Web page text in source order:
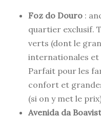
Foz do Douro :
quartier exclusif.
verts (dont le
internationales et
Parfait pour les
confort et
(si on y met le
Avenida da